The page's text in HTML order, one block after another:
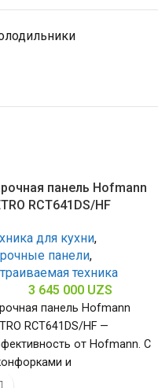
панель Hofmann
RCT641DS/HF
для кухни,
панели,
техника
3 645 000 UZS
панель Hofmann
RCT641DS/HF —
от Hofmann. С
и